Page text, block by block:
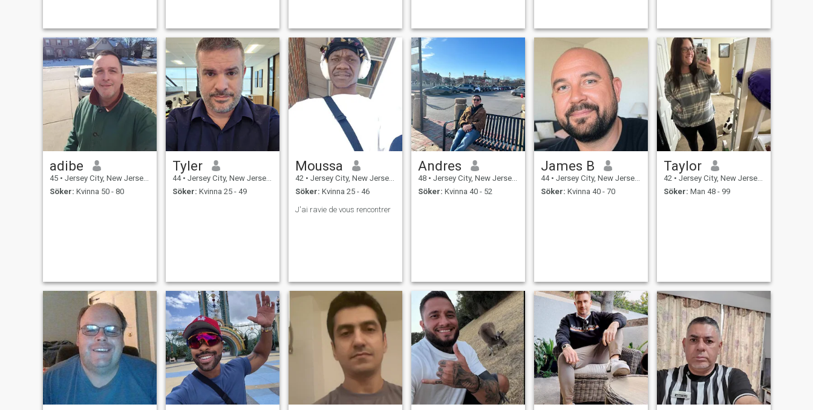
adibe
45 • Jersey City, New Jersey, USA
Söker: Kvinna 50 - 80
Tyler
44 • Jersey City, New Jersey, USA
Söker: Kvinna 25 - 49
Moussa
42 • Jersey City, New Jersey, USA
Söker: Kvinna 25 - 46
J'ai ravie de vous rencontrer
Andres
48 • Jersey City, New Jersey, USA
Söker: Kvinna 40 - 52
James B
44 • Jersey City, New Jersey, USA
Söker: Kvinna 40 - 70
Taylor
42 • Jersey City, New Jersey, USA
Söker: Man 48 - 99